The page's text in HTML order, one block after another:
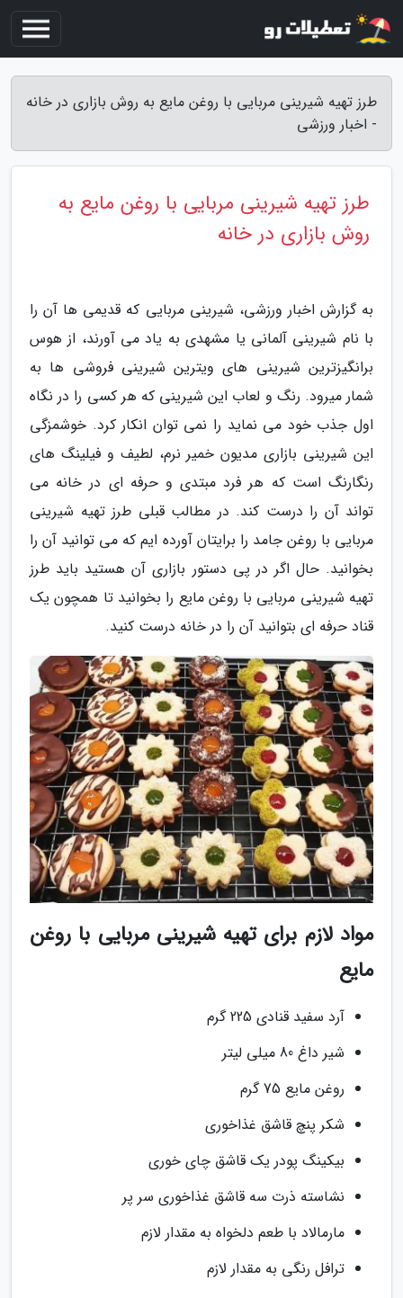
طرز تهیه شیرینی مربایی با روغن مایع به روش بازاری در خانه
- اخبار ورزشی
طرز تهیه شیرینی مربایی با روغن مایع به
روش بازاری در خانه
به گزارش اخبار ورزشی، شیرینی مربایی که قدیمی ها آن را
با نام شیرینی آلمانی یا مشهدی به یاد می آورند، از هوس
برانگیزترین شیرینی های ویترین شیرینی فروشی ها به
شمار میرود. رنگ و لعاب این شیرینی که هر کسی را در نگاه
اول جذب خود می نماید را نمی توان انکار کرد. خوشمزگی
این شیرینی بازاری مدیون خمیر نرم، لطیف و فیلینگ های
رنگارنگ است که هر فرد مبتدی و حرفه ای در خانه می
تواند آن را درست کند. در مطالب قبلی طرز تهیه شیرینی
مربایی با روغن جامد را برایتان آورده ایم که می توانید آن را
بخوانید. حال اگر در پی دستور بازاری آن هستید باید طرز
تهیه شیرینی مربایی با روغن مایع را بخوانید تا همچون یک
قناد حرفه ای بتوانید آن را در خانه درست کنید.
مواد لازم برای تهیه شیرینی مربایی با روغن
مایع
آرد سفید قنادی 225 گرم
شیر داغ 80 میلی لیتر
روغن مایع 75 گرم
شکر پنچ قاشق غذاخوری
بیکینگ پودر یک قاشق چای خوری
نشاسته ذرت سه قاشق غذاخوری سر پر
مارمالاد با طعم دلخواه به مقدار لازم
ترافل رنگی به مقدار لازم